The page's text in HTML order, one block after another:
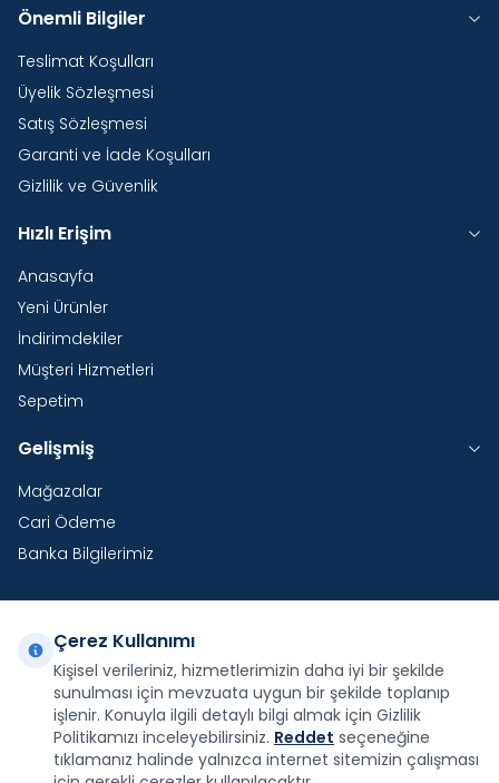
Önemli Bilgiler
Teslimat Koşulları
Üyelik Sözleşmesi
Satış Sözleşmesi
Garanti ve İade Koşulları
Gizlilik ve Güvenlik
Hızlı Erişim
Anasayfa
Yeni Ürünler
İndirimdekiler
Müşteri Hizmetleri
Sepetim
Gelişmiş
Mağazalar
Cari Ödeme
Banka Bilgilerimiz
Yurtdışı Kargo
Şirketimiz E-Fatura ve E-Arşiv Fatura uygulaması
kapsamındadır.
Çerez Kullanımı
Kişisel verileriniz, hizmetlerimizin daha iyi bir şekilde
sunulması için mevzuata uygun bir şekilde toplanıp
işlenir. Konuyla ilgili detaylı bilgi almak için Gizlilik
Politikamızı inceleyebilirsiniz. Reddet seçeneğine
tıklamanız halinde yalnızca internet sitemizin çalışması